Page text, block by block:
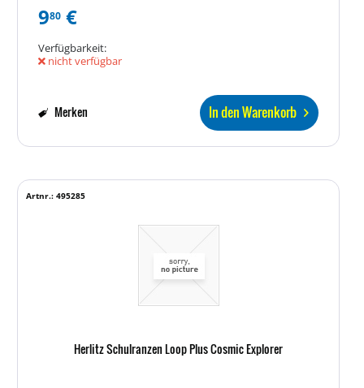
980 €
Verfügbarkeit:
nicht verfügbar
In den Warenkorb
Merken
Herlitz Schulranzen Loop Plus Cosmic Explorer
Artnr.: 495285